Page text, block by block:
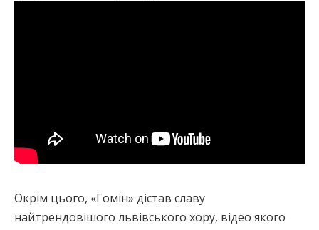
Окрім цього, «Гомін» дістав славу
найтрендовішого львівського хору, відео якого